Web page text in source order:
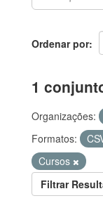
Ordenar por
1
Organizações:
Formatos:
Cursos
Filtrar